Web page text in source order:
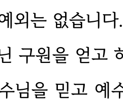
외는 없습니
구원을 얻고
님을 믿고 예